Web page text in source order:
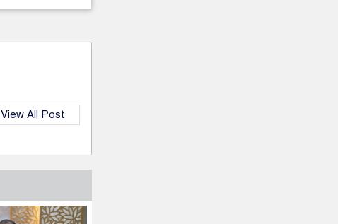
View All Post